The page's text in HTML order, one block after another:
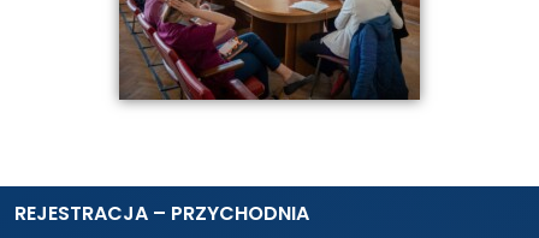
REJESTRACJA – PRZYCHODNIA